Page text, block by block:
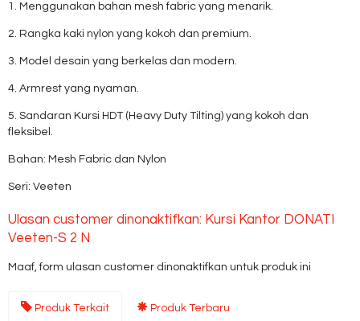
1. Menggunakan bahan mesh fabric yang menarik.
2. Rangka kaki nylon yang kokoh dan premium.
3. Model desain yang berkelas dan modern.
4. Armrest yang nyaman.
5. Sandaran Kursi HDT (Heavy Duty Tilting) yang kokoh dan
fleksibel.
Bahan: Mesh Fabric dan Nylon
Seri: Veeten
Ulasan customer dinonaktifkan: Kursi Kantor DONATI
Veeten-S 2 N
Maaf, form ulasan customer dinonaktifkan untuk produk ini
Produk Terkait Produk Terbaru